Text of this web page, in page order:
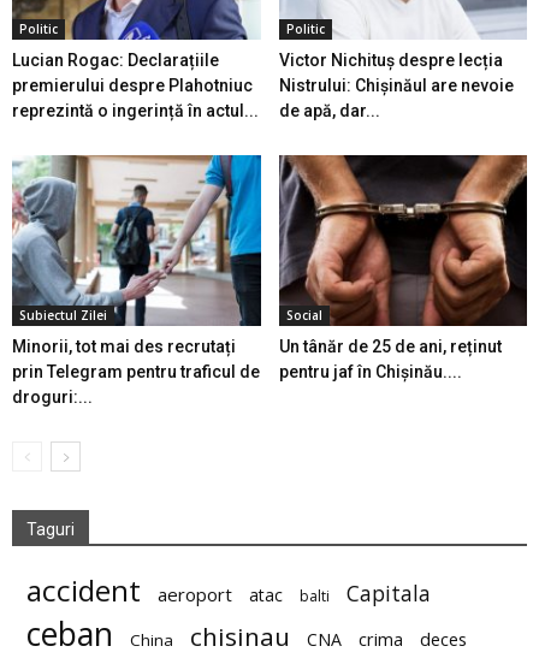
Politic
Lucian Rogac: Declarațiile
premierului despre Plahotniuc
reprezintă o ingerință în actul...
Politic
Victor Nichituș despre lecția
Nistrului: Chișinăul are nevoie
de apă, dar...
Subiectul Zilei
Minorii, tot mai des recrutați
prin Telegram pentru traficul de
droguri:...
Social
Un tânăr de 25 de ani, reținut
pentru jaf în Chișinău....
Taguri
accident aeroport atac balti Capitala
ceban China chisinau CNA crima deces